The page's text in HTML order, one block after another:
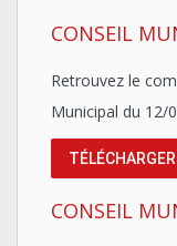
CONSEIL
Retrouvez le
Municipal du 12/
TÉLÉCHARGER
CONSEIL